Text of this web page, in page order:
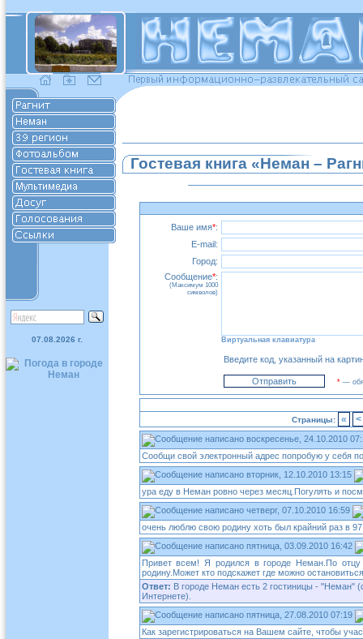
07.08.2026 г.
Гостевая книга «Неман –
Ваше имя*:
E-mail:
Город:
Сообщение*:
(Максимум 1000
символов)
Виртуальная клавиатура
Введите код, указанный на
*—
Страницы: « <
воскресенье, 24.10.2010
Сообщи свой электронный адрес попробую у себя
вторник, 12.10.2010 13:15
ура еду в Неман ровно через месяц.Погулять и
четверг, 07.10.2010 16:59
очень люблю свою родину хоть был крайний раз в 97
пятница, 03.09.2010 16:42
Привет всем! Я родился в городе Неман.По
родину.Может кто подскажет где можно
Ответ: В городе Неман есть 2 гостиницы - "Неман"
Интернете).
пятница, 27.08.2010 07:19
Как зарегистрироваться на Вашем сайте, чтобы